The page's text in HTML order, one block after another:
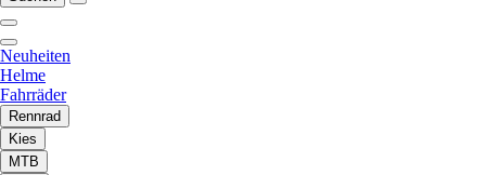
Neuheiten
Helme
Fahrräder
Rennrad
Kies
MTB